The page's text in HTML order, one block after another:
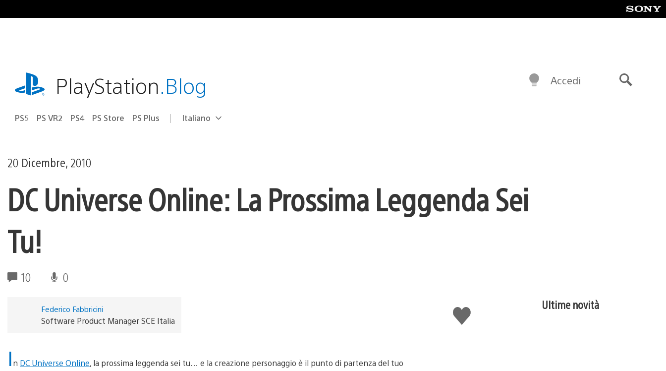
al
playstation.comPlayStation.Blog
PS5 PS VR2 PS4 PS Store PS Plus Seleziona
Regione
Italiano
Accedi
20 Dicembre, 2010
DC Universe Online: La Prossima Leggenda Sei
Tu!
10 0
Mi
piace
Federico Fabbricini
Software Product Manager SCE Italia
In DC Universe Online, la prossima leggenda sei tu… e la creazione personaggio è il punto di partenza del tuo
Ultime novità